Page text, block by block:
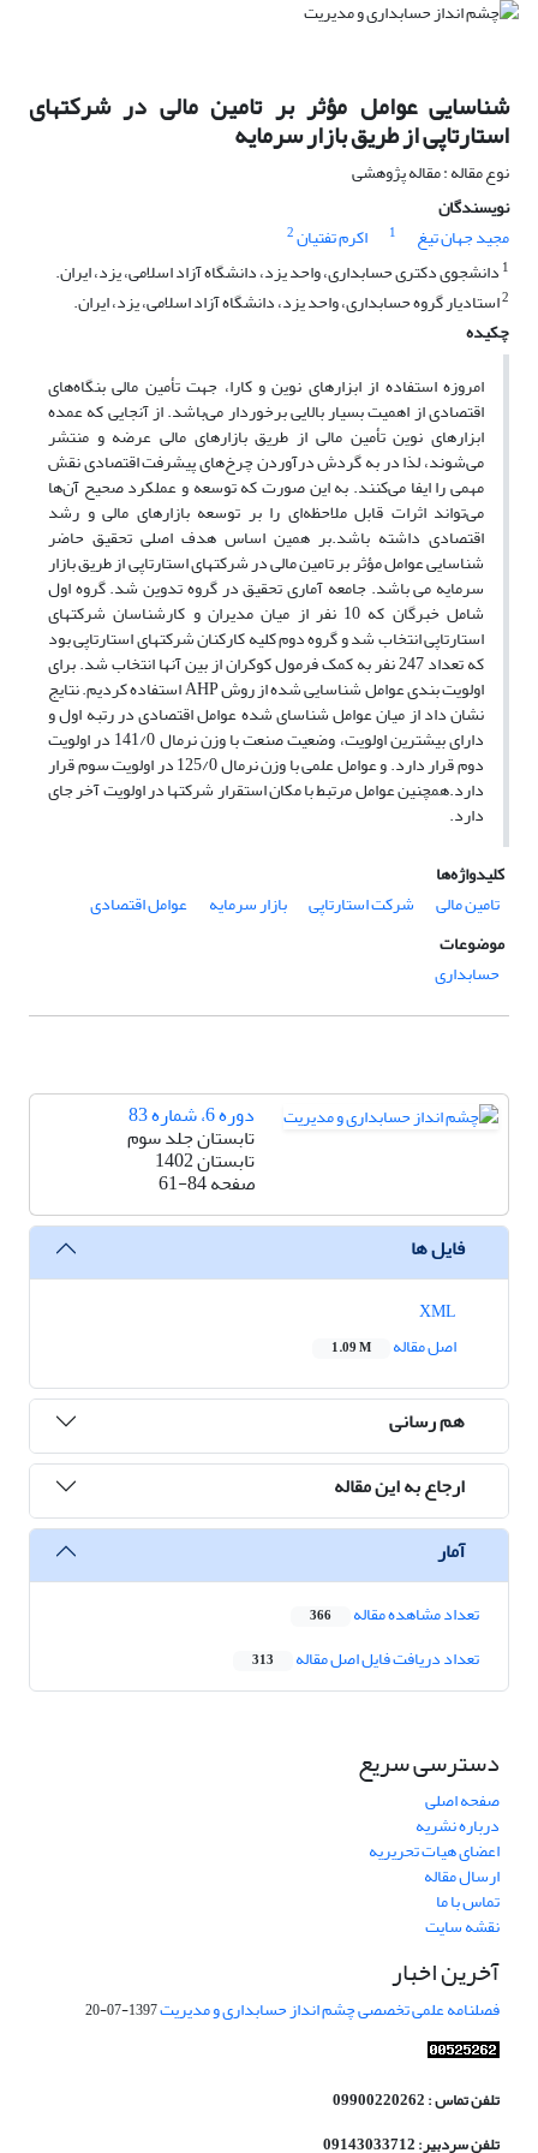
شناسایی عوامل مؤثر بر تامین مالی در شرکتهای
استارتاپی از طریق بازار سرمایه
نوع مقاله : مقاله پژوهشی
نویسندگان
مجید جهان تیغ
1 اکرم تفتیان2
1 دانشجوی دکتری حسابداری، واحد یزد، دانشگاه آزاد اسلامی، یزد، ایران.
2استادیار گروه حسابداری، واحد یزد، دانشگاه آزاد اسلامی، یزد، ایران.
چکیده
امروزه استفاده از ابزارهای نوین و کارا، جهت تأمین مالی بنگاه‌های
اقتصادی از اهمیت بسیار بالایی برخوردار می‌باشد. از آنجایی که عمده
ابزارهای نوین تأمین مالی از طریق بازارهای مالی عرضه و منتشر
می‌شوند، لذا در به گردش درآوردن چرخ‌های پیشرفت اقتصادی نقش
مهمی را ایفا می‌کنند. به این صورت که توسعه و عملکرد صحیح آن‌ها
می‌تواند اثرات قابل ملاحظه‌ای را بر توسعه بازارهای مالی و رشد
اقتصادی داشته باشد.بر همین اساس هدف اصلی تحقیق حاضر
شناسایی عوامل مؤثر بر تامین مالی در شرکتهای استارتاپی از طریق بازار
سرمایه می باشد. جامعه آماری تحقیق در گروه تدوین شد. گروه اول
شامل خبرگان که 10 نفر از میان مدیران و کارشناسان شرکتهای
استارتاپی انتخاب شد و گروه دوم کلیه کارکنان شرکتهای استارتاپی بود
که تعداد 247 نفر به کمک فرمول کوکران از بین آنها انتخاب شد. برای
اولویت بندی عوامل شناسایی شده از روش AHP استفاده کردیم. نتایج
نشان داد از میان عوامل شناسای شده عوامل اقتصادی در رتبه اول و
دارای بیشترین اولویت، وضعیت صنعت با وزن نرمال 141/0 در اولویت
دوم قرار دارد. و عوامل علمی با وزن نرمال 125/0 در اولویت سوم قرار
دارد.همچنین عوامل مرتبط با مکان استقرار شرکتها در اولویت آخر جای
دارد.
کلیدواژه‌ها
تامین مالی
شرکت استارتاپی بازار سرمایه
عوامل اقتصادی
موضوعات
حسابداری
دوره 6، شماره 83
تابستان جلد سوم
تابستان 1402
صفحه61-84
فایل ها
اصل مقاله
1.09 M
هم رسانی
ارجاع به این مقاله
آمار
تعداد مشاهده مقاله 366
تعداد دریافت فایل اصل مقاله 313
دسترسی سریع
صفحه اصلی
درباره نشریه
اعضای هیات تحریریه
ارسال مقاله
تماس با ما
نقشه سایت
آخرین اخبار
فصلنامه علمی تخصصی چشم انداز حسابداری و مدیریت1397-07-20
تلفن تماس : 09900220262
تلفن سردبیر: 09143033712